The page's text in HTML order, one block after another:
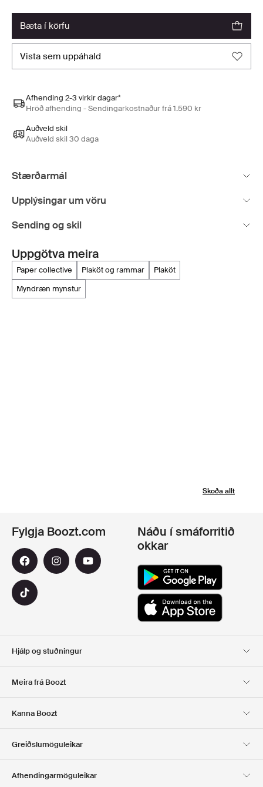
bæta í körfu
vista sem uppáhald
Afhending 2-3 virkir dagar*
Hröð afhending - Sendingarkostnaður frá 1.590 kr
Auðveld skil
Auðveld skil 30 daga
Stærðarmál
Upplýsingar um vöru
Sending og skil
Uppgötva meira
paper collective plaköt og rammar
plaköt
myndræn mynstur
Skoða allt
Hjálp og stuðningur
Meira frá Boozt
Club Boozt
Kanna Boozt
Fylgja Boozt.com
Náðu í smáforritið
okkar
Greiðslumöguleikar
Afhendingarmöguleikar